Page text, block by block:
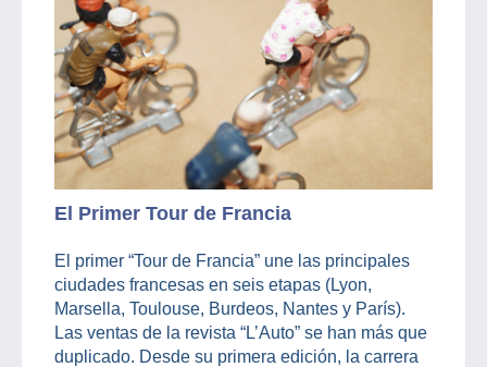
El Primer Tour de Francia
El primer “Tour de Francia” une las principales
ciudades francesas en seis etapas (Lyon,
Marsella, Toulouse, Burdeos, Nantes y París).
Las ventas de la revista “L’Auto” se han más que
duplicado. Desde su primera edición, la carrera